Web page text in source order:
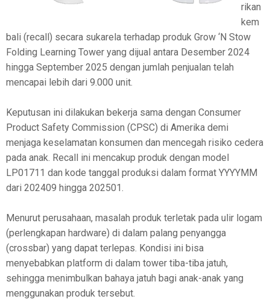
rikan
kem
bali (recall) secara sukarela terhadap produk Grow ‘N Stow
Folding Learning Tower yang dijual antara Desember 2024
hingga September 2025 dengan jumlah penjualan telah
mencapai lebih dari 9.000 unit.
Keputusan ini dilakukan bekerja sama dengan Consumer
Product Safety Commission (CPSC) di Amerika demi
menjaga keselamatan konsumen dan mencegah risiko cedera
pada anak. Recall ini mencakup produk dengan model
LP01711 dan kode tanggal produksi dalam format YYYYMM
dari 202409 hingga 202501.
Menurut perusahaan, masalah produk terletak pada ulir logam
(perlengkapan hardware) di dalam palang penyangga
(crossbar) yang dapat terlepas. Kondisi ini bisa
menyebabkan platform di dalam tower tiba-tiba jatuh,
sehingga menimbulkan bahaya jatuh bagi anak-anak yang
menggunakan produk tersebut.